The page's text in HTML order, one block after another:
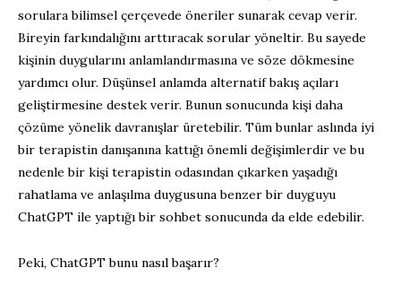
sorulara bilimsel çerçevede öneriler sunarak cevap verir.
Bireyin farkındalığını arttıracak sorular yöneltir. Bu sayede
kişinin duygularını anlamlandırmasına ve söze dökmesine
yardımcı olur. Düşünsel anlamda alternatif bakış açıları
geliştirmesine destek verir. Bunun sonucunda kişi daha
çözüme yönelik davranışlar üretebilir. Tüm bunlar aslında iyi
bir terapistin danışanına kattığı önemli değişimlerdir ve bu
nedenle bir kişi terapistin odasından çıkarken yaşadığı
rahatlama ve anlaşılma duygusuna benzer bir duyguyu
ChatGPT ile yaptığı bir sohbet sonucunda da elde edebilir.
Peki, ChatGPT bunu nasıl başarır?